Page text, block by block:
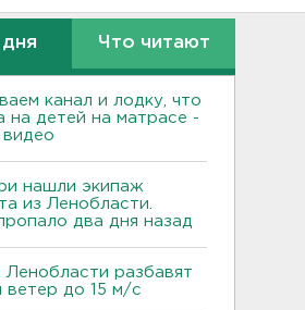
Что читают
канал и лодку, что
на детей на матрасе -
нашли экипаж
из Ленобласти.
два дня назад
разбавят
ветер до 15 м/с